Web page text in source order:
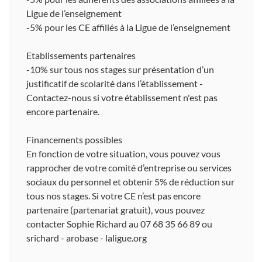
Ligue de l’enseignement
-5% pour les CE affiliés à la Ligue de l’enseignement
Etablissements partenaires
-10% sur tous nos stages sur présentation d’un
justificatif de scolarité dans l’établissement -
Contactez-nous si votre établissement n'est pas
encore partenaire.
Financements possibles
En fonction de votre situation, vous pouvez vous
rapprocher de votre comité d’entreprise ou services
sociaux du personnel et obtenir 5% de réduction sur
tous nos stages. Si votre CE n’est pas encore
partenaire (partenariat gratuit), vous pouvez
contacter Sophie Richard au 07 68 35 66 89 ou
srichard - arobase - laligue.org